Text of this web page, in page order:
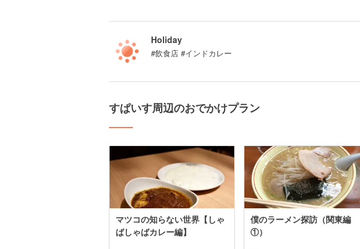
Holiday
#飲食店 #インドカレー
すぱいす周辺のおでかけプラン
マツコの知らない世界【しゃ
ばしゃばカレー編】
僕のラーメン探訪（関東編
①）